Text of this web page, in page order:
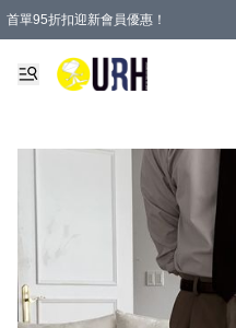
首單95折扣迎新會員優惠！
特選會員可享全單低至 95 折優惠！
單一訂單滿HKD600(澳門HKD800)包郵